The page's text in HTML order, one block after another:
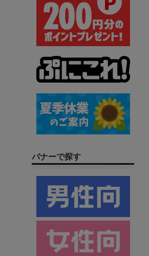
バナーで探す